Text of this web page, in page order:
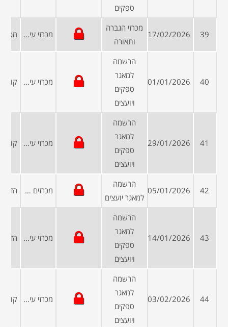
ספקים
39
17/02/2026
מכרזי הגברה
ותאורה
מכרזי עיריות ומועצות
40
01/01/2026
הרשמה
למאגר
ספקים
ויועצים
מכרזי עיריות ומועצות
41
29/01/2026
הרשמה
למאגר
ספקים
ויועצים
מכרזי עיריות ומועצות
42
05/01/2026
הרשמה
למאגר יועצים
מכרזים פומביים
43
14/01/2026
הרשמה
למאגר
ספקים
ויועצים
מכרזי עיריות ומועצות
44
03/02/2026
הרשמה
למאגר
ספקים
ויועצים
מכרזי עיריות ומועצות